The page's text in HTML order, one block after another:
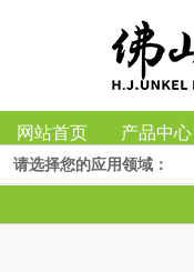
网站首页 产品中心
请选择您的应用领域：